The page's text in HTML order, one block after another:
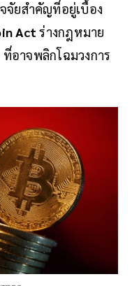
จัยสำคัญที่อยู่เบื้อง
Act ร่างกฎหมาย
อาจพลิกโฉมวงการ